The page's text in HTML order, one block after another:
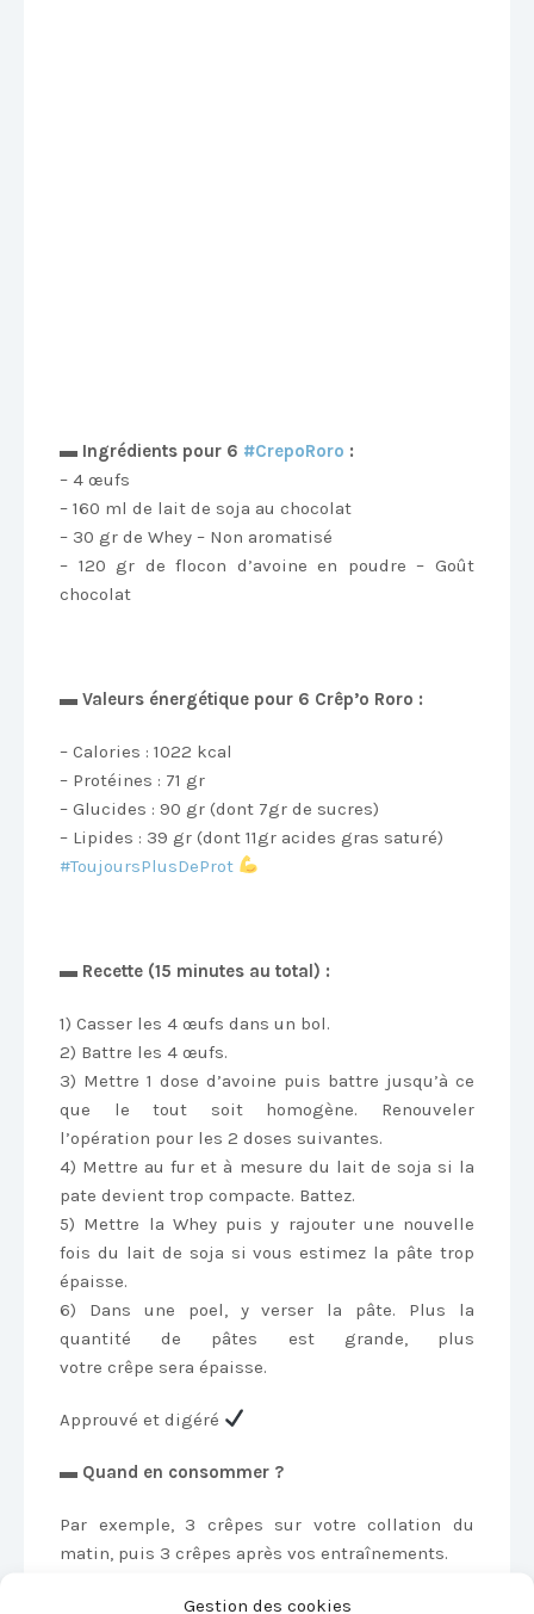
Gestion des cookies
▬ Ingrédients pour 6 ‪#‎CrepoRoro‬ :
– 4 œufs
– 160 ml de lait de soja au chocolat
– 30 gr de Whey – Non aromatisé
– 120 gr de flocon d’avoine en poudre – Goût
chocolat
▬ Valeurs énergétique pour 6 Crêp’o Roro :
– Calories : 1022 kcal
– Protéines : 71 gr
– Glucides : 90 gr (dont 7gr de sucres)
– Lipides : 39 gr (dont 11gr acides gras saturé)
‪#‎ToujoursPlusDeProt‬
▬ Recette (15 minutes au total) :
1) Casser les 4 œufs dans un bol.
2) Battre les 4 œufs.
3) Mettre 1 dose d’avoine puis battre jusqu’à ce
que le tout soit homogène. Renouveler
l’opération pour les 2 doses suivantes.
4) Mettre au fur et à mesure du lait de soja si la
pate devient trop compacte. Battez.
5) Mettre la Whey puis y rajouter une nouvelle
fois du lait de soja si vous estimez la pâte trop
épaisse.
6) Dans une poel, y verser la pâte. Plus la
quantité de pâtes est grande, plus
votre crêpe sera épaisse.
Approuvé et digéré
▬ Quand en consommer ?
Par exemple, 3 crêpes sur votre collation du
matin, puis 3 crêpes après vos entraînements.